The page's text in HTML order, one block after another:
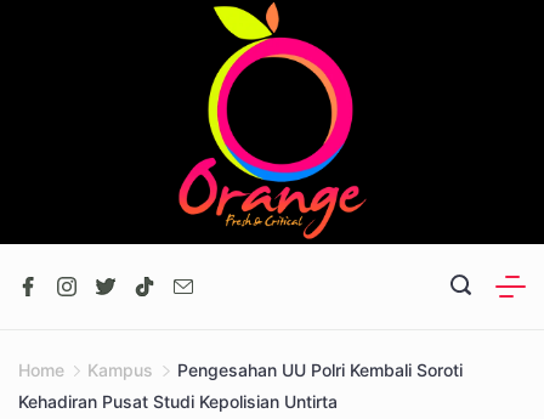
Home Kampus
Pengesahan UU Polri Kembali Soroti
Kehadiran Pusat Studi Kepolisian Untirta